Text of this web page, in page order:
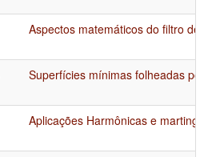
Aspectos matemáticos do filtro
Superfícies mínimas folheadas
Aplicações Harmônicas e